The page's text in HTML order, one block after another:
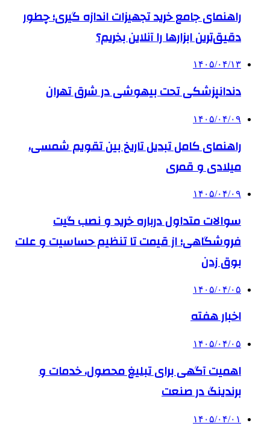
راهنمای جامع خرید تجهیزات اندازه گیری؛ چطور
دقیق‌ترین ابزارها را آنلاین بخریم؟
۱۴۰۵/۰۴/۱۳
دندانپزشکی تحت بیهوشی در شرق تهران
۱۴۰۵/۰۴/۰۹
راهنمای کامل تبدیل تاریخ بین تقویم شمسی،
میلادی و قمری
۱۴۰۵/۰۴/۰۹
سوالات متداول درباره خرید و نصب گیت
فروشگاهی؛ از قیمت تا تنظیم حساسیت و علت
بوق زدن
۱۴۰۵/۰۴/۰۵
اخبار هفته
۱۴۰۵/۰۴/۰۵
اهمیت آگهی برای تبلیغ محصول، خدمات و
برندینگ در صنعت
۱۴۰۵/۰۴/۰۱